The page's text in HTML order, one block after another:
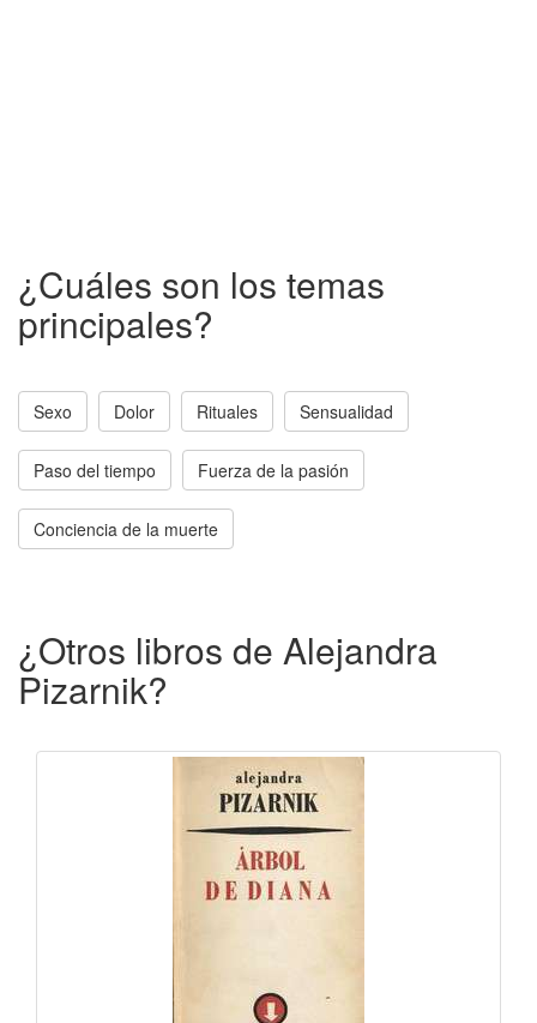
¿Cuáles son los temas
principales?
Sexo Dolor Rituales Sensualidad
Paso del tiempo Fuerza de la pasión
Conciencia de la muerte
¿Otros libros de Alejandra
Pizarnik?